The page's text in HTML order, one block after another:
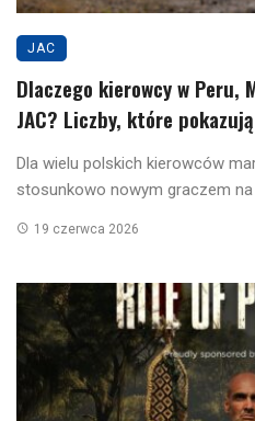
JAC
Dlaczego kierowcy w Peru,
JAC? Liczby, które
Dla wielu polskich kierowców
stosunkowo nowym graczem na
19 czerwca 2026